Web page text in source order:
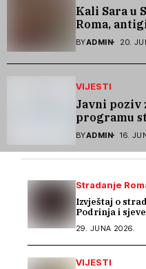
Kali Sara u
Roma,
govora
BYADMIN 20.
VIJESTI
Javni poziv
programu
podrške pri
BYADMIN 16.
Stradanje
Izvještaj o
Podrinja i
29. JUNA 2026.
VIJESTI